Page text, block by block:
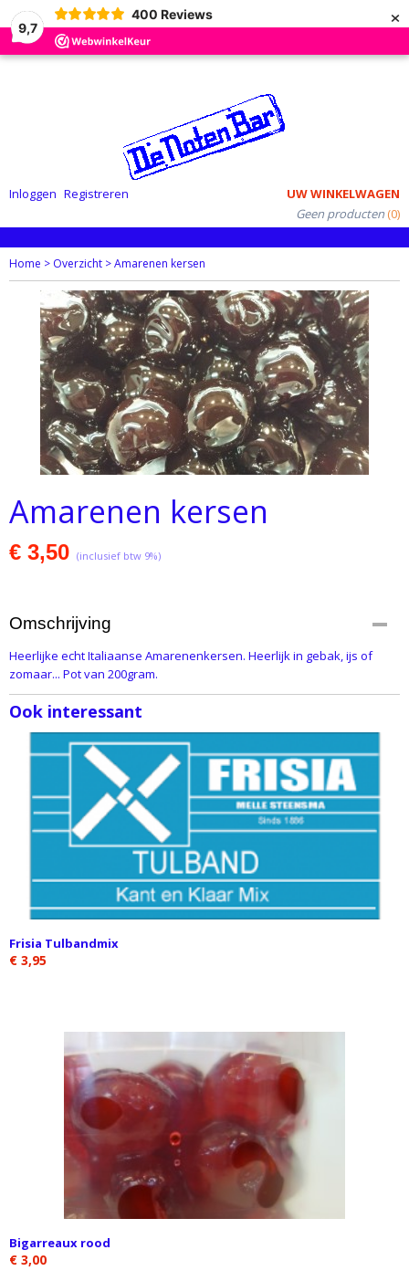
9,7
400 Reviews ×
Inloggen Registreren
UW WINKELWAGEN
Geen producten (0)
Home > Overzicht >Amarenen kersen
Amarenen kersen
€ 3,50 (inclusief btw 9%)
Omschrijving
Heerlijke echt Italiaanse Amarenenkersen. Heerlijk in gebak, ijs of
zomaar... Pot van 200gram.
Ook interessant
Frisia Tulbandmix
€ 3,95
Bigarreaux rood
€ 3,00